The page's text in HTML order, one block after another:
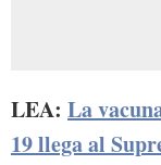
LEA: La
19 llega al